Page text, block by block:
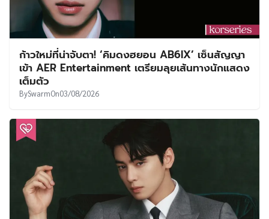
ก้าวใหม่ที่น่าจับตา! ‘คิมดงฮยอน AB6IX’ เซ็นสัญญา
เข้า AER Entertainment เตรียมลุยเส้นทางนักแสดง
เต็มตัว
BySwarmOn03/08/2026